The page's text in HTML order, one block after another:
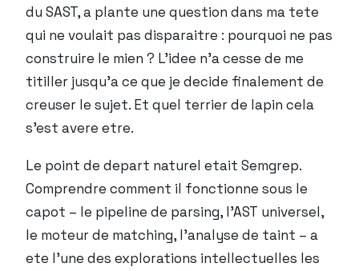
du SAST, a plante une question dans ma tete
qui ne voulait pas disparaitre : pourquoi ne pas
construire le mien ? L’idee n’a cesse de me
titiller jusqu’a ce que je decide finalement de
creuser le sujet. Et quel terrier de lapin cela
s’est avere etre.
Le point de depart naturel etait Semgrep.
Comprendre comment il fonctionne sous le
capot – le pipeline de parsing, l’AST universel,
le moteur de matching, l’analyse de taint – a
ete l’une des explorations intellectuelles les